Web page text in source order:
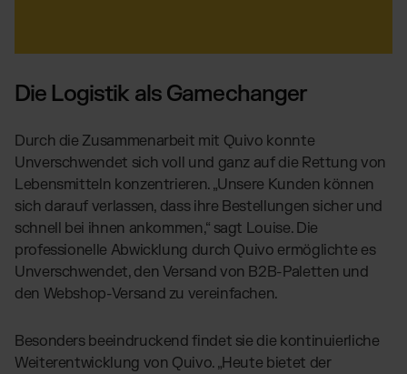
Die Logistik als Gamechanger
Durch die Zusammenarbeit mit Quivo konnte
Unverschwendet sich voll und ganz auf die Rettung von
Lebensmitteln konzentrieren. „Unsere Kunden können
sich darauf verlassen, dass ihre Bestellungen sicher und
schnell bei ihnen ankommen,“ sagt Louise. Die
professionelle Abwicklung durch Quivo ermöglichte es
Unverschwendet, den Versand von B2B-Paletten und
den Webshop-Versand zu vereinfachen.
Besonders beeindruckend findet sie die kontinuierliche
Weiterentwicklung von Quivo. „Heute bietet der